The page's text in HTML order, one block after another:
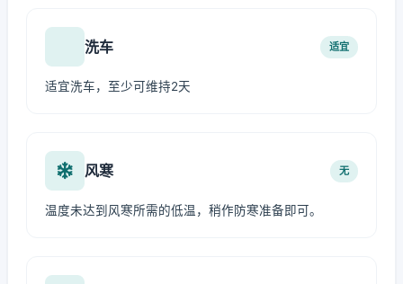
洗车 适宜
适宜洗车，至少可维持2天
风寒 无
温度未达到风寒所需的低温，稍作防寒准备即可。